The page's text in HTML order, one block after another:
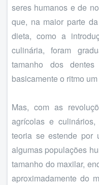
seres humanos e de
que, na maior parte
dieta, como a
culinária, foram
tamanho dos
basicamente o ritmo
Mas, com as
agrícolas e
teoria se estende por
algumas populações
tamanho do maxilar,
aproximadamente do